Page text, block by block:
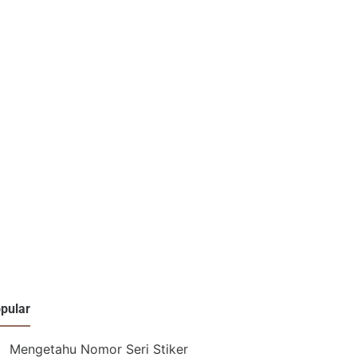
Mengetahu Nomor Seri Stiker